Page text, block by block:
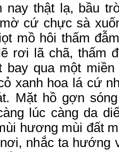
nay thật lạ, bầu tr
mờcứ chực sà xuố
ọt mồhôi thấm đẫ
ẽ rơi lã chã, thấm đ
bay qua một miền
ỏ xanh hoa lá cứ
Mặt hồgợn
lúc càng da di
hương mùi đất
ơi, nhắc ta hướng